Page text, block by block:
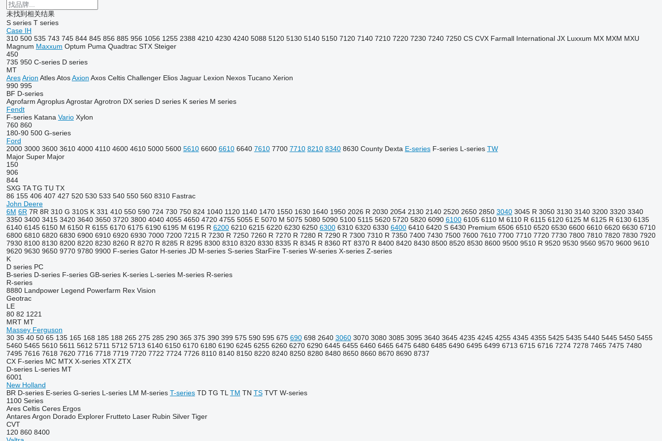
未找到相关结果
S series T series
Case IH
310 500 535 743 745 844 845 856 885 956 1056 1255 2388 4210 4230 4240 5088 5120 5130 5140 5150 7120 7140 7210 7220 7230 7240 7250 CS CVX Farmall International JX Luxxum MX MXM MXU
Magnum Maxxum Optum Puma Quadtrac STX Steiger
450
735 950 C-series D series
MT
Ares Arion Atles Atos Axion Axos Celtis Challenger Elios Jaguar Lexion Nexos Tucano Xerion
990 995
BF D-series
Agrofarm Agroplus Agrostar Agrotron DX series D series K series M series
Fendt
F-series Katana Vario Xylon
760 860
180-90 500 G-series
Ford
2000 3000 3600 3610 4000 4110 4600 4610 5000 5600 5610 6600 6610 6640 7610 7700 7710 8210 8340 8630 County Dexta E-series F-series L-series TW
Major Super Major
150
906
844
SXG TA TG TU TX
86 155 406 407 427 520 530 533 540 550 560 8310 Fastrac
John Deere
6M 6R 7R 8R 310 G 310S K 331 410 550 590 724 730 750 824 1040 1120 1140 1470 1550 1630 1640 1950 2026 R 2030 2054 2130 2140 2520 2650 2850 3040 3045 R 3050 3130 3140 3200 3320 3340
3350 3400 3415 3420 3640 3650 3720 3800 4040 4055 4650 4720 4755 5055 E 5070 M 5075 5080 5090 5100 5115 5620 5720 5820 6090 6100 6105 6110 M 6110 R 6115 6120 6125 M 6125 R 6130 6135
6140 6145 6150 M 6150 R 6155 6170 6175 6190 6195 M 6195 R 6200 6210 6215 6220 6230 6250 6300 6310 6320 6330 6400 6410 6420 S 6430 Premium 6506 6510 6520 6530 6600 6610 6620 6630 6710
6800 6810 6820 6830 6900 6910 6920 6930 7000 7200 7215 R 7230 R 7250 7260 R 7270 R 7280 R 7290 R 7300 7310 R 7350 7400 7430 7500 7600 7610 7700 7710 7720 7730 7800 7810 7820 7830 7920
7930 8100 8130 8200 8220 8230 8260 R 8270 R 8285 R 8295 8300 8310 8320 8330 8335 R 8345 R 8360 RT 8370 R 8400 8420 8430 8500 8520 8530 8600 9500 9510 R 9520 9530 9560 9570 9600 9610
9620 9630 9650 9770 9780 9900 F-series Gator H-series JD M-series S-series StarFire T-series W-series X-series Z-series
K
D series PC
B-series D-series F-series GB-series K-series L-series M-series R-series
R-series
8880 Landpower Legend Powerfarm Rex Vision
Geotrac
LE
80 82 1221
MRT MT
Massey Ferguson
30 35 40 50 65 135 165 168 185 188 265 275 285 290 365 375 390 399 575 590 595 675 690 698 2640 3060 3070 3080 3085 3095 3640 3645 4235 4245 4255 4345 4355 5425 5435 5440 5445 5450 5455
5460 5465 5610 5611 5612 5711 5712 5713 6140 6150 6170 6180 6190 6245 6255 6260 6270 6290 6445 6455 6460 6465 6475 6480 6485 6490 6495 6499 6713 6715 6716 7274 7278 7465 7475 7480
7495 7616 7618 7620 7716 7718 7719 7720 7722 7724 7726 8110 8140 8150 8220 8240 8250 8280 8480 8650 8660 8670 8690 8737
CX F-series MC MTX X-series XTX ZTX
D-series L-series MT
6001
New Holland
BR D-series E-series G-series L-series LM M-series T-series TD TG TL TM TN TS TVT W-series
1100 Series
Ares Celtis Ceres Ergos
Antares Argon Dorado Explorer Frutteto Laser Rubin Silver Tiger
CVT
120 860 8400